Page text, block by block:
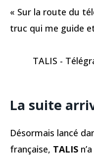
« Sur la route du
truc qui me guide
TALIS -
La suite
Désormais lancé
française, TALIS